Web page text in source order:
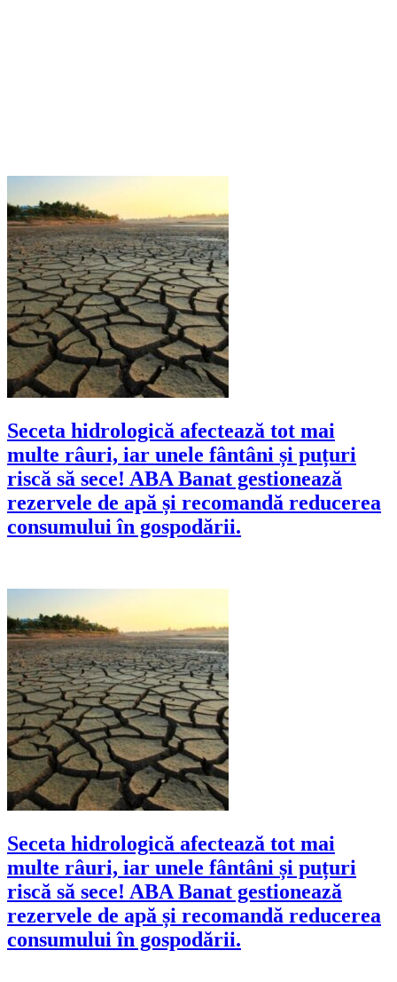
Seceta hidrologică afectează tot mai
multe râuri, iar unele fântâni și puțuri
riscă să sece! ABA Banat gestionează
rezervele de apă și recomandă reducerea
consumului în gospodării.
Seceta hidrologică afectează tot mai
multe râuri, iar unele fântâni și puțuri
riscă să sece! ABA Banat gestionează
rezervele de apă și recomandă reducerea
consumului în gospodării.